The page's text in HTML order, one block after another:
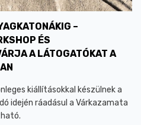
–
ÉS
A LÁTOGATÓKAT A
kiállításokkal készülnek a
idején ráadásul a Várkazamata